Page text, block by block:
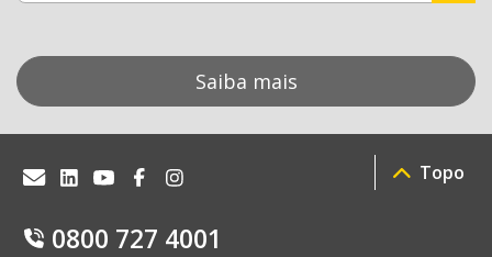
Saiba mais
0800 727 4001
Topo